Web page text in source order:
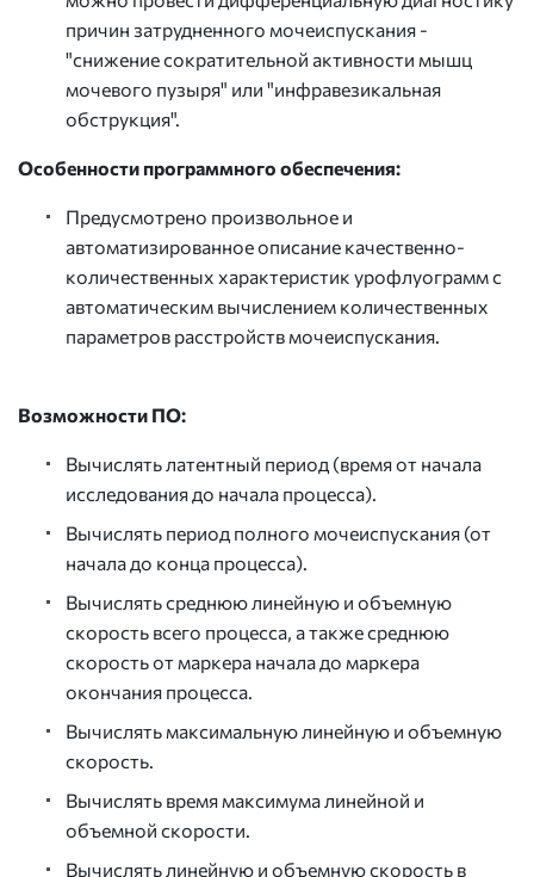
причин затрудненного мочеиспускания -
"снижение сократительной активности мышц
мочевого пузыря" или "инфравезикальная
обструкция".
Особенности программного обеспечения:
Предусмотрено произвольное и
автоматизированное описание качественно-
количественных характеристик урофлуограмм с
автоматическим вычислением количественных
параметров расстройств мочеиспускания.
Возможности ПО:
Вычислять латентный период (время от начала
исследования до начала процесса).
Вычислять период полного мочеиспускания (от
начала до конца процесса).
Вычислять среднюю линейную и объемную
скорость всего процесса, а также среднюю
скорость от маркера начала до маркера
окончания процесса.
Вычислять максимальную линейную и объемную
скорость.
Вычислять время максимума линейной и
объемной скорости.
Вычислять линейную и объемную скорость в